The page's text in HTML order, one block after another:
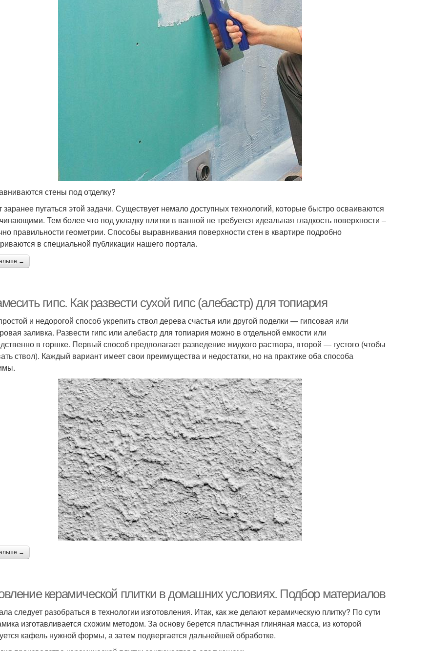
стены под отделку?
заранее пугаться этой задачи. Существует немало доступных технологий, которые быстро осваиваются
Тем более что под укладку плитки в ванной не требуется идеальная гладкость поверхности –
правильности геометрии. Способы выравнивания поверхности стен в квартире подробно
в специальной публикации нашего портала.
→
гипс. Как развести сухой гипс (алебастр) для топиария
и недорогой способ укрепить ствол дерева счастья или другой поделки — гипсовая или
заливка. Развести гипс или алебастр для топиария можно в отдельной емкости или
в горшке. Первый способ предполагает разведение жидкого раствора, второй — густого (чтобы
ствол). Каждый вариант имеет свои преимущества и недостатки, но на практике оба способа
→
керамической плитки в домашних условиях. Подбор материалов
следует разобраться в технологии изготовления. Итак, как же делают керамическую плитку? По сути
изготавливается схожим методом. За основу берется пластичная глиняная масса, из которой
кафель нужной формы, а затем подвергается дальнейшей обработке.